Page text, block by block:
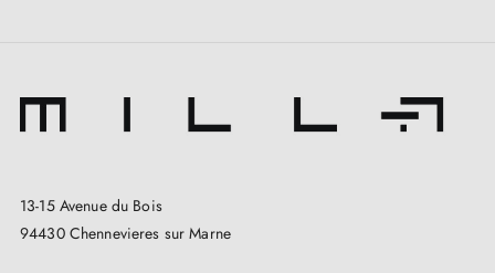
13-15 Avenue du Bois
94430 Chennevieres sur Marne